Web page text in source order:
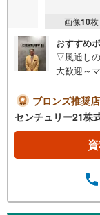
画像10枚
おすすめ
▽風通し
大歓迎～
保育園徒
現地内覧
さいませ
コース
分～）
話でのお
ブロンズ推奨店
センチュリー21株